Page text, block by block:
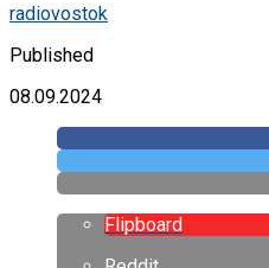
radiovostok
Published
08.09.2024
Flipboard